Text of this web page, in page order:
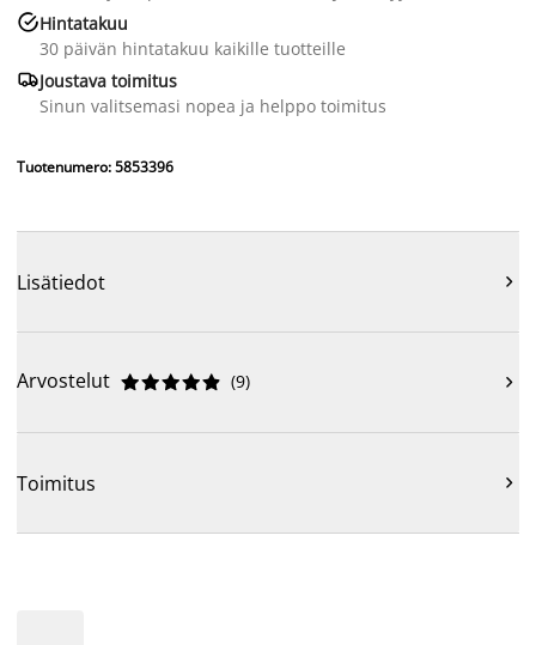
Hintatakuu
30 päivän hintatakuu kaikille tuotteille
Joustava toimitus
Sinun valitsemasi nopea ja helppo toimitus
Tuotenumero: 5853396
Lisätiedot 
Arvostelut 




 (9) 
Toimitus 